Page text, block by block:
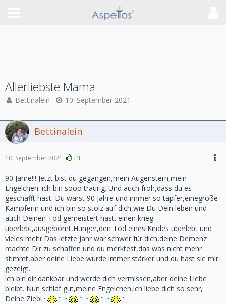
Allerliebste Mama
Bettinalein 10. September 2021
Bettinalein
10. September 2021 +3
90 Jahre!!! Jetzt bist du gegangen,mein Augenstern,mein
Engelchen. ich bin sooo traurig. Und auch froh,dass du es
geschafft hast. Du warst 90 Jahre und immer so tapfer,einegroße
Kämpferin und ich bin so stolz auf dich,wie Du Dein leben und
auch Deinen Tod gemeistert hast. einen krieg
überlebt,ausgebomt,Hunger,den Tod eines Kindes überlebt und
vieles mehr.Das letzte Jahr war schwer für dich,deine Demenz
machte Dir zu schaffen und du merktest,das was nicht mehr
stimmt,aber deine Liebe wurde immer stärker und du hast sie mir
gezeigt.
ich bin dir dankbar und werde dich vermissen,aber deine Liebe
bleibt. Nun schlaf gut,meine Engelchen,ich liebe dich so sehr,
Deine Ziebi